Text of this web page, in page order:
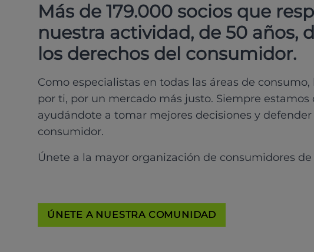
Más de 179.000 socios que
nuestra actividad, de 50 años,
los derechos del consumidor.
Como especialistas en todas las áreas de
por ti, por un mercado más justo. Siempre estamos
ayudándote a tomar mejores decisiones y
consumidor.
Únete a la mayor organización de consumidores de
ÚNETE A NUESTRA COMUNIDAD